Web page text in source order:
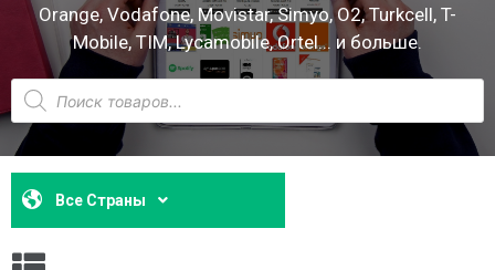
Orange, Vodafone, Movistar, Simyo, O2, Turkcell, T-
Mobile, TIM, Lycamobile, Ortel... и больше.
Все Страны